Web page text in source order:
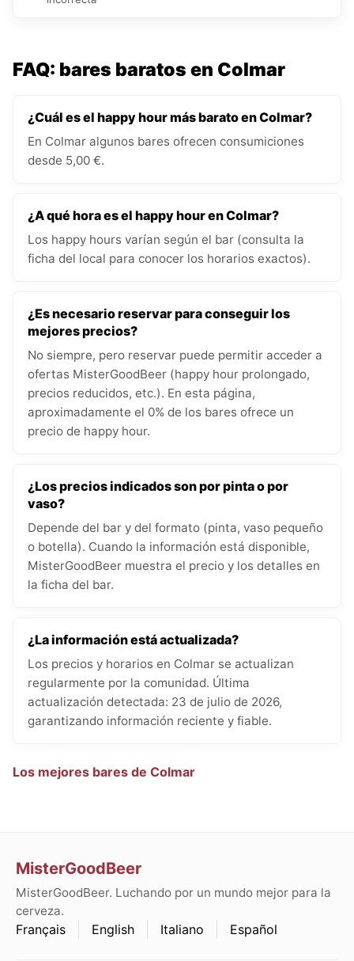
FAQ: bares baratos en Colmar
¿Cuál es el happy hour más barato en Colmar?
En Colmar algunos bares ofrecen consumiciones
desde 5,00 €.
¿A qué hora es el happy hour en Colmar?
Los happy hours varían según el bar (consulta la
ficha del local para conocer los horarios exactos).
¿Es necesario reservar para conseguir los
mejores precios?
No siempre, pero reservar puede permitir acceder a
ofertas MisterGoodBeer (happy hour prolongado,
precios reducidos, etc.). En esta página,
aproximadamente el 0% de los bares ofrece un
precio de happy hour.
¿Los precios indicados son por pinta o por
vaso?
Depende del bar y del formato (pinta, vaso pequeño
o botella). Cuando la información está disponible,
MisterGoodBeer muestra el precio y los detalles en
la ficha del bar.
¿La información está actualizada?
Los precios y horarios en Colmar se actualizan
regularmente por la comunidad. Última
actualización detectada: 23 de julio de 2026,
garantizando información reciente y fiable.
Los mejores bares de Colmar
MisterGoodBeer
MisterGoodBeer. Luchando por un mundo mejor para la
cerveza.
Français English Italiano Español